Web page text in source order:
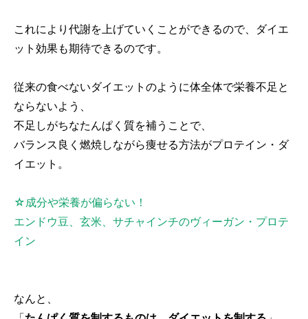
これにより代謝を上げていくことができるので、ダイエ
ット効果も期待できるのです。
従来の食べないダイエットのように体全体で栄養不足と
ならないよう、
不足しがちなたんぱく質を補うことで、
バランス良く燃焼しながら痩せる方法がプロテイン・ダ
イエット。
☆成分や栄養が偏らない！
エンドウ豆、玄米、サチャインチのヴィーガン・プロテ
イン
なんと、